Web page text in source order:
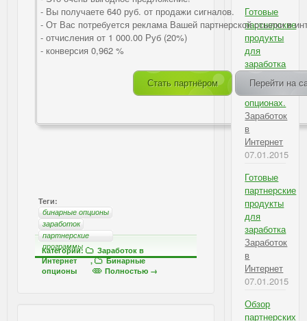
- Вы получаете 640 руб. от продажи сигналов.
- От Вас потребуется реклама Вашей партнерской ссылки в
- отчисления от 1 000.00 Руб (20%)
- конверсия 0,962 %
Стать партнёром Перейти на
Теги:
бинарные опционы
заработок
партнерские
программы
Категории:
Заработок в
Интернет
,
Бинарные
опционы
Полностью →
Готовые
партнерские
продукты
для
заработка
на
бинарных
опционах.
Заработок
в
Интернет
07.01.2015
Готовые
партнерские
продукты
для
заработка
Заработок
в
Интернет
07.01.2015
Обзор
партнерских